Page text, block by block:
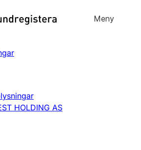
til
Meny
slette
HOLDING AS